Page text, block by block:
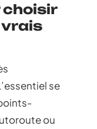
choisir
vrais
se
ou